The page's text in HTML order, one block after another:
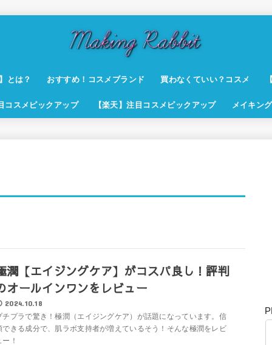
とは？ おすすめ！コスメブランド 買わなくていい？コスメ
コスメピックアップ 【楽天】注目コスメピックアップ メイキン
潤【エイジングケア】がコスパ良し！評判
オールインワンをレビュー
2024.10.18
チプラで驚き！極潤（エイジングケア）が話題になっています。信
できる成分で、肌ラボ支持者が増えているそう！そんな極潤をレビ
ー！